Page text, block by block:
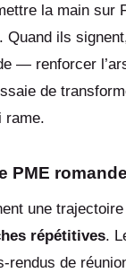
la main sur
ils
— renforcer
de
rame.
PME
une
répétitives.
rendus de